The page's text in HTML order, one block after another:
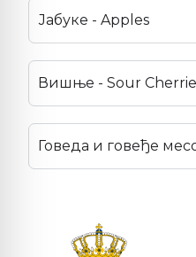
Јабуке - Apples
Вишње - Sour
Говеда и говеђе